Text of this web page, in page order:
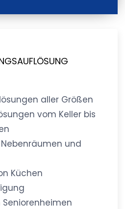
aller Größen
vom Keller bis
und
Küchen